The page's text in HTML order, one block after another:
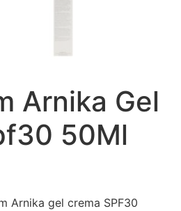
Arnika Gel
50Ml
Arnika gel crema SPF30